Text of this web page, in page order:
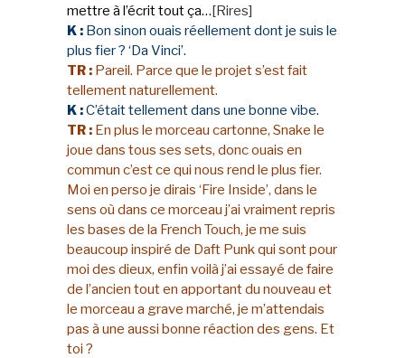
mettre à l’écrit tout ça…[Rires]
K : Bon sinon ouais réellement dont je suis le
plus fier ? ‘Da Vinci’.
TR : Pareil. Parce que le projet s’est fait
tellement naturellement.
K :C’était tellement dans une bonne vibe.
TR : En plus le morceau cartonne, Snake le
joue dans tous ses sets, donc ouais en
commun c’est ce qui nous rend le plus fier.
Moi en perso je dirais ‘Fire Inside’, dans le
sens où dans ce morceau j’ai vraiment repris
les bases de la French Touch, je me suis
beaucoup inspiré de Daft Punk qui sont pour
moi des dieux, enfin voilà j’ai essayé de faire
de l’ancien tout en apportant du nouveau et
le morceau a grave marché, je m’attendais
pas à une aussi bonne réaction des gens. Et
toi ?